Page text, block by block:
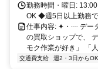
勤務時間・曜日:
OK ◆週5日以上勤務
仕事内容: ✦・┈ デー
の買取ショップで、
モク作業が好き」 「
交通費支給 週2・3日からOK